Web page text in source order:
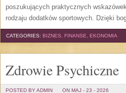
poszukujących praktycznych
rodzaju dodatków sportowych. Dzięki
CATEGORIES: BIZNES, FINANSE, EKONOMIA
Zdrowie Psychiczne
POSTED BY ADMIN ON MAJ - 23 - 2026